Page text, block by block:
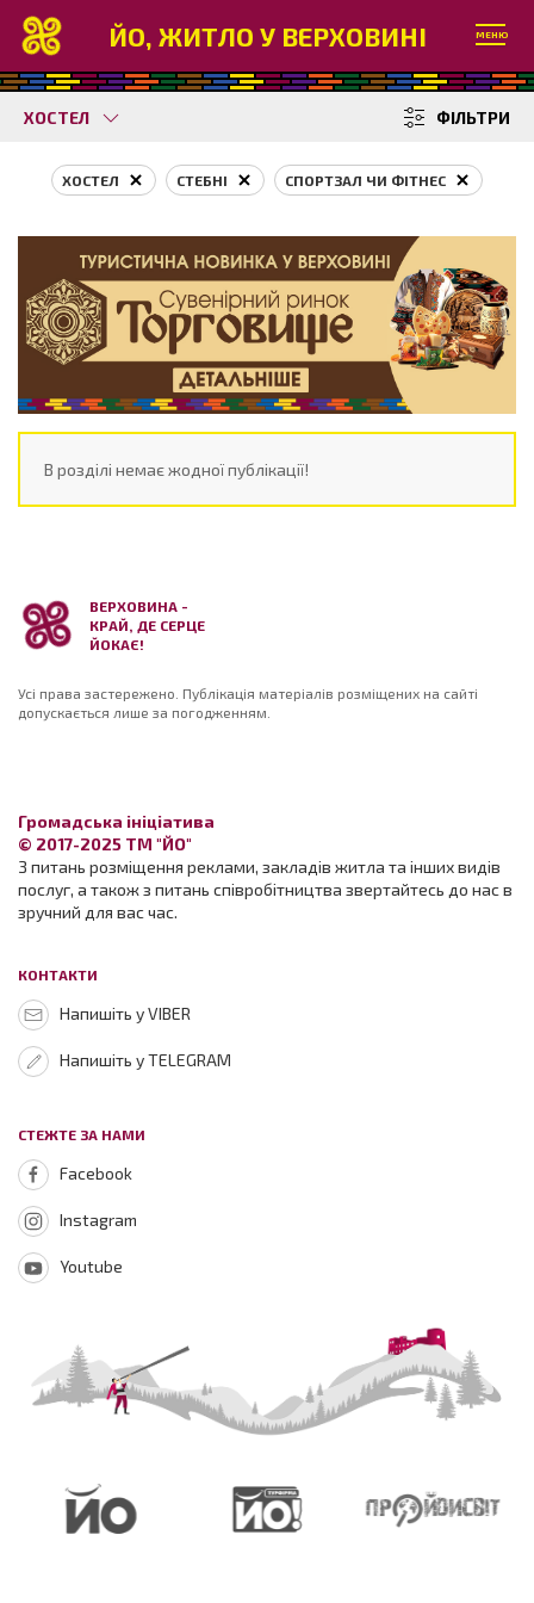
ЙО, ЖИТЛО У ВЕРХОВИНІ МЕНЮ
ХОСТЕЛ ФІЛЬТРИ
ХОСТЕЛ СТЕБНІ СПОРТЗАЛ ЧИ ФІТНЕС
В розділі немає жодної публікації!
ВЕРХОВИНА -
КРАЙ, ДЕ СЕРЦЕ
ЙОКАЄ!
Усі права застережено. Публікація матеріалів розміщених на сайті
допускається лише за погодженням.
Громадська ініціатива
© 2017-2025 ТМ "ЙО"
З питань розміщення реклами, закладів житла та інших видів
послуг, а також з питань співробітництва звертайтесь до нас в
зручний для вас час.
КОНТАКТИ
Напишіть у VIBER
Напишіть у TELEGRAM
СТЕЖТЕ ЗА НАМИ
Facebook
Instagram
Youtube